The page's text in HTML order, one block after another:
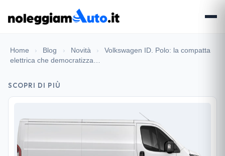
Home › Blog › Novità ›
Volkswagen ID. Polo: la compatta
elettrica che democratizza…
SCOPRI DI PIÙ